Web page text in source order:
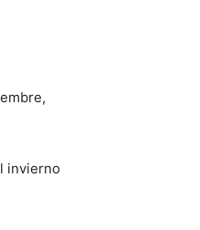
invierno